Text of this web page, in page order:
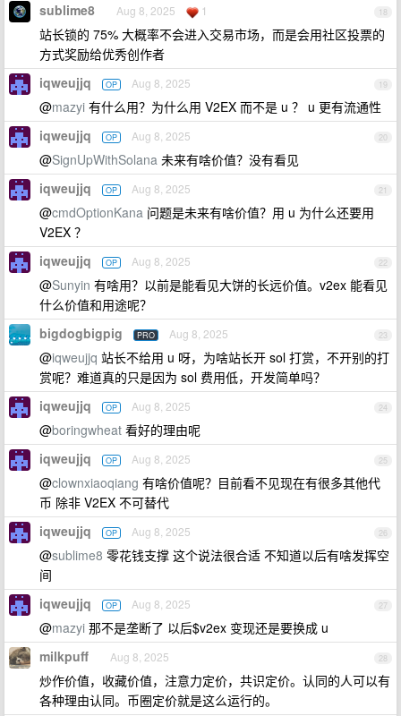
18
sublime8 Aug 8, 2025 1
站长锁的 75% 大概率不会进入交易市场，而是会用社区投票的
方式奖励给优秀创作者
19
iqweujjq OP Aug 8, 2025
@mazyi 有什么用？为什么用 V2EX 而不是 u ？ u 更有流通性
20
iqweujjq OP Aug 8, 2025
@SignUpWithSolana 未来有啥价值？没有看见
21
iqweujjq OP Aug 8, 2025
@cmdOptionKana 问题是未来有啥价值？用 u 为什么还要用
V2EX ？
22
iqweujjq OP Aug 8, 2025
@Sunyin 有啥用？以前是能看见大饼的长远价值。v2ex 能看见
什么价值和用途呢？
23
bigdogbigpig PRO Aug 8, 2025
@iqweujjq 站长不给用 u 呀，为啥站长开 sol 打赏，不开别的打
赏呢？难道真的只是因为 sol 费用低，开发简单吗？
24
iqweujjq OP Aug 8, 2025
@boringwheat 看好的理由呢
25
iqweujjq OP Aug 8, 2025
@clownxiaoqiang 有啥价值呢？目前看不见现在有很多其他代
币 除非 V2EX 不可替代
26
iqweujjq OP Aug 8, 2025
@sublime8 零花钱支撑 这个说法很合适 不知道以后有啥发挥空
间
27
iqweujjq OP Aug 8, 2025
@mazyi 那不是垄断了 以后$v2ex 变现还是要换成 u
28
milkpuff Aug 8, 2025
炒作价值，收藏价值，注意力定价，共识定价。认同的人可以有
各种理由认同。币圈定价就是这么运行的。